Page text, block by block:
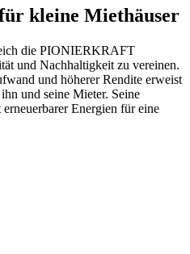
kleine Miethäuser
die PIONIERKRAFT
und Nachhaltigkeit zu vereinen.
und höherer Rendite erweist
und seine Mieter. Seine
Energien für eine